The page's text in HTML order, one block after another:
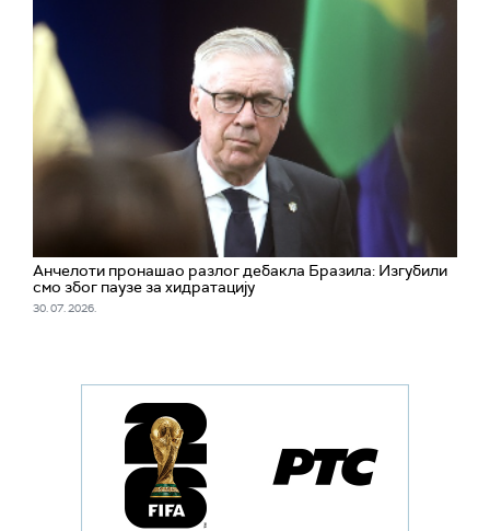
Анчелоти пронашао разлог дебакла Бразила: Изгубили
смо због паузе за хидратацију
30. 07. 2026.